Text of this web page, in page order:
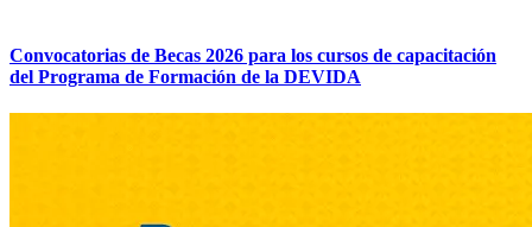
Convocatorias de Becas 2026 para los cursos de capacitación
del Programa de Formación de la DEVIDA